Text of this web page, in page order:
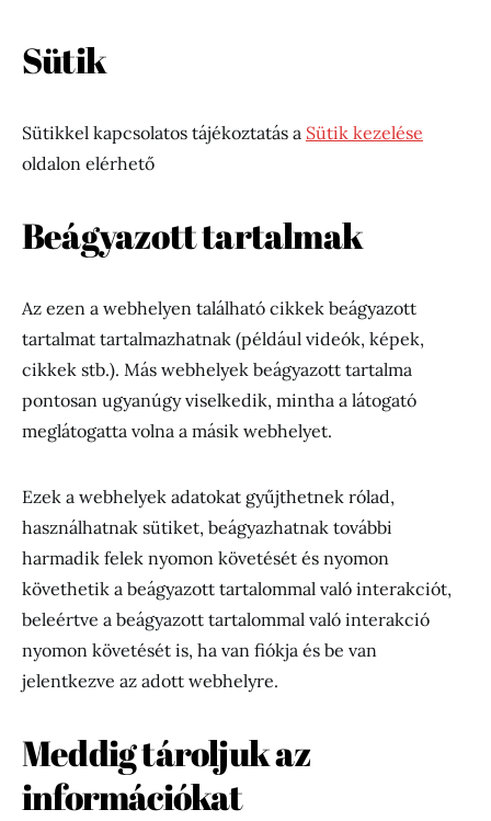
Sütik
Sütikkel kapcsolatos tájékoztatás a Sütik kezelése
oldalon elérhető
Beágyazott tartalmak
Az ezen a webhelyen található cikkek beágyazott
tartalmat tartalmazhatnak (például videók, képek,
cikkek stb.). Más webhelyek beágyazott tartalma
pontosan ugyanúgy viselkedik, mintha a látogató
meglátogatta volna a másik webhelyet.
Ezek a webhelyek adatokat gyűjthetnek rólad,
használhatnak sütiket, beágyazhatnak további
harmadik felek nyomon követését és nyomon
követhetik a beágyazott tartalommal való interakciót,
beleértve a beágyazott tartalommal való interakció
nyomon követését is, ha van fiókja és be van
jelentkezve az adott webhelyre.
Meddig tároljuk az
információkat